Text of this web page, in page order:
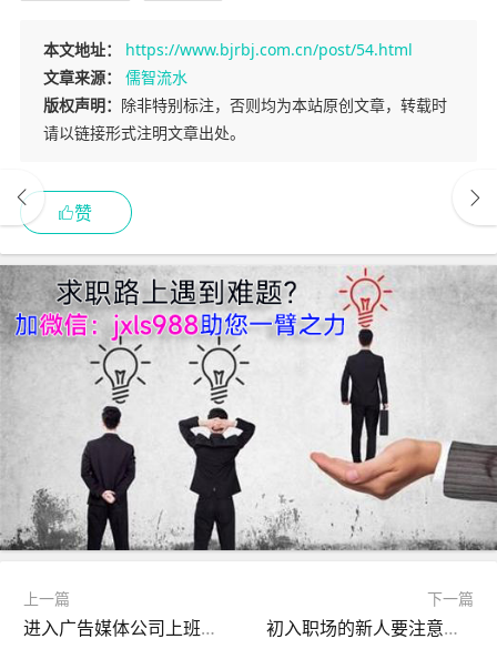
本文地址：
https://www.bjrbj.com.cn/post/54.html
文章来源：
儒智流水
版权声明： 除非特别标注，否则均为本站原创文章，转载时
请以链接形式注明文章出处。
赞
上一篇
进入广告媒体公司上班，但要求我提供入职银行流水，我该怎么办？
下一篇
初入职场的新人要注意的三条忠告